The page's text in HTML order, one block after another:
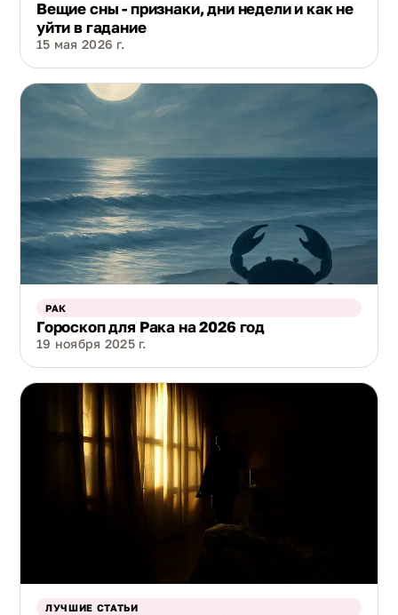
Вещие сны - признаки, дни недели и как не
уйти в гадание
15 мая 2026 г.
РАК
Гороскоп для Рака на 2026 год
19 ноября 2025 г.
ЛУЧШИЕ СТАТЬИ